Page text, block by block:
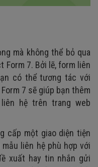
mà không thể bỏ qua
Form 7. Bởi lẽ, form liên
có thể tương tác với
7 sẽ giúp bạn thêm
hệ trên trang web
cấp một giao diện tiện
liên hệ phù hợp với
xuất hay tin nhắn gửi